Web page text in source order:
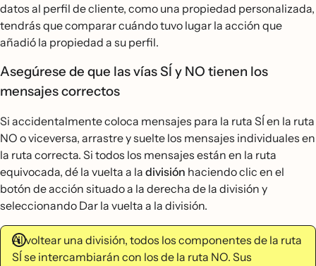
datos al perfil de cliente, como una propiedad personalizada,
tendrás que comparar cuándo tuvo lugar la acción que
añadió la propiedad a su perfil.
Asegúrese de que las vías SÍ y NO tienen los
mensajes correctos
Si accidentalmente coloca mensajes para la ruta SÍ en la ruta
NO o viceversa, arrastre y suelte los mensajes individuales en
la ruta correcta. Si todos los mensajes están en la ruta
equivocada, dé la vuelta a la división haciendo clic en el
botón de acción situado a la derecha de la división y
seleccionando Dar la vuelta a la división.
Al voltear una división, todos los componentes de la ruta
SÍ se intercambiarán con los de la ruta NO. Sus